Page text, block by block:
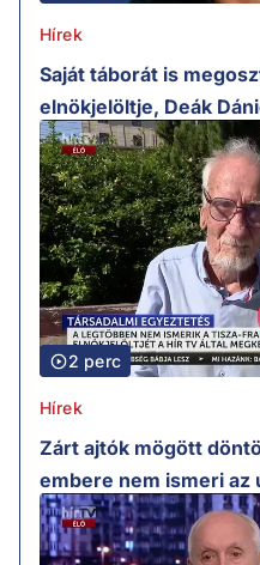
Hírek
Saját táborát is
elnökjelöltje, Deák
2 perc
Hírek
Zárt ajtók mögött
embere nem ismeri az